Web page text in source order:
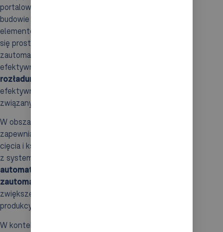
portalowych jest
budowie oraz dużemu udźwigowi, umieszczanie
elementów w skomplikowanych konstrukcjach staje
się prostsze. To kluczowe w przypadku
zautomatyzowanej produkcji. Dodatkowo, roboty te
efektywnie wspierają procesy
rozładunku
efektywność operacyjną, ale także skraca czas
związany z realizacją tych zadań.
W obszarze
zapewniają dokładność ruchu, co umożliwia precyzyjne
cięcia i kształtowanie materiałów. Integracja robotów
z systemami automatyki maszyn wspomaga
automatyczne linie produkcyjne
zautomatyzowane cele robocze
zwiększenia mechanizacji i robotyzacji całego procesu
produkcyjnego.
W kontekście